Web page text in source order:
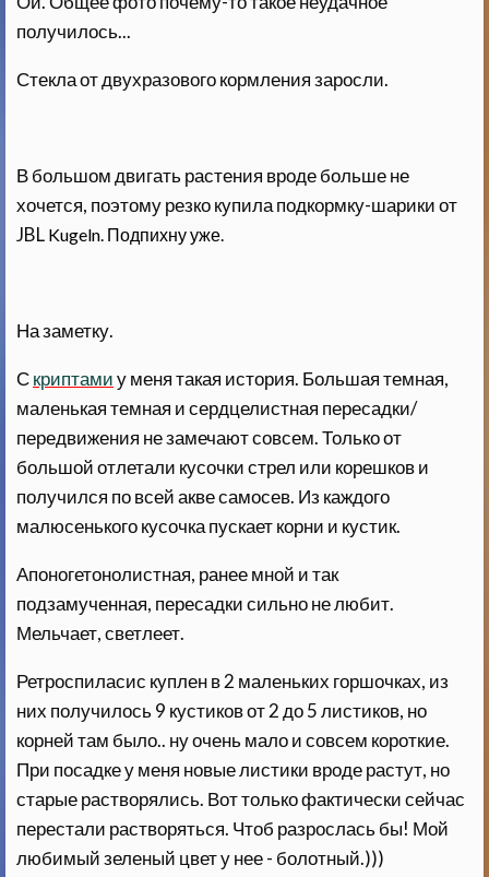
получилось...
Стекла от двухразового кормления заросли.
В большом двигать растения вроде больше не
хочется, поэтому резко купила подкормку-шарики от
JBL Kugeln. Подпихну уже.
На заметку.
Скриптамиу меня такая история. Большая темная,
маленькая темная и сердцелистная пересадки/
передвижения не замечают совсем. Только от
большой отлетали кусочки стрел или корешков и
получился по всей акве самосев. Из каждого
малюсенького кусочка пускает корни и кустик.
Апоногетонолистная, ранее мной и так
подзамученная, пересадки сильно не любит.
Мельчает, светлеет.
Ретроспиласис куплен в 2 маленьких горшочках, из
них получилось 9 кустиков от 2 до 5 листиков, но
корней там было.. ну очень мало и совсем короткие.
При посадке у меня новые листики вроде растут, но
старые растворялись. Вот только фактически сейчас
перестали растворяться. Чтоб разрослась бы! Мой
любимый зеленый цвет у нее - болотный.)))